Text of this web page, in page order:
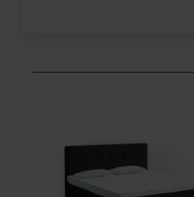
tukee selkärankaa ergonomisesti
Voit valita kahdesta eri
viileältä ihoa vasten ja auttaa
Viilentävä ominaisuus perustuu